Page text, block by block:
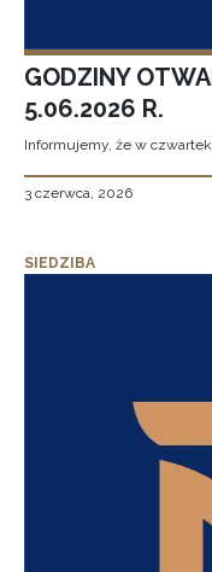
GODZINY
5.06.2026 R.
Informujemy, że w
3 czerwca, 2026
SIEDZIBA